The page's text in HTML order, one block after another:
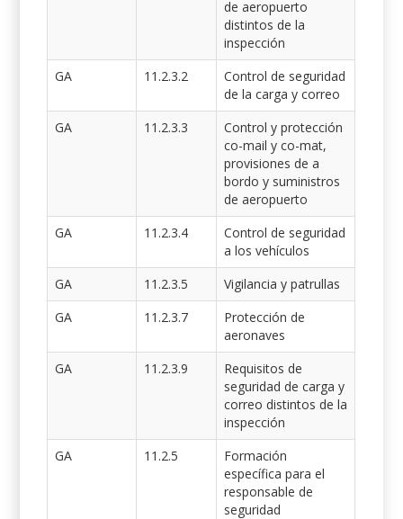
de aeropuerto
distintos de la
inspección
GA
11.2.3.2
Control de seguridad
de la carga y correo
GA
11.2.3.3
Control y protección
co-mail y co-mat,
provisiones de a
bordo y suministros
de aeropuerto
GA
11.2.3.4
Control de seguridad
a los vehículos
GA
11.2.3.5
Vigilancia y patrullas
GA
11.2.3.7
Protección de
aeronaves
GA
11.2.3.9
Requisitos de
seguridad de carga y
correo distintos de la
inspección
GA
11.2.5
Formación
específica para el
responsable de
seguridad